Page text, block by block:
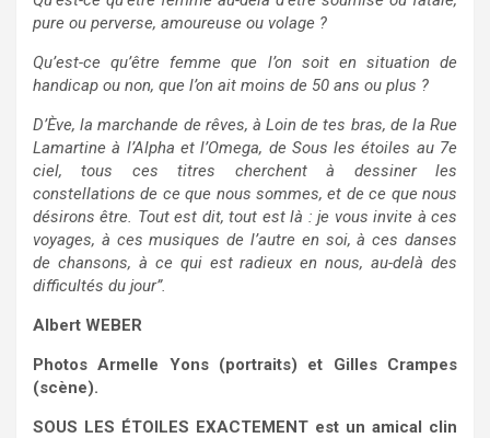
pure ou perverse, amoureuse ou volage ?
Qu’est-ce qu’être femme que l’on soit en situation de
handicap ou non, que l’on ait moins de 50 ans ou plus ?
D’Ève, la marchande de rêves, à Loin de tes bras, de la Rue
Lamartine à l’Alpha et l’Omega, de Sous les étoiles au 7e
ciel, tous ces titres cherchent à dessiner les
constellations de ce que nous sommes, et de ce que nous
désirons être. Tout est dit, tout est là : je vous invite à ces
voyages, à ces musiques de l’autre en soi, à ces danses
de chansons, à ce qui est radieux en nous, au-delà des
difficultés du jour”.
Albert WEBER
Photos Armelle Yons (portraits) et Gilles Crampes
(scène).
SOUS LES ÉTOILES EXACTEMENT est un amical clin